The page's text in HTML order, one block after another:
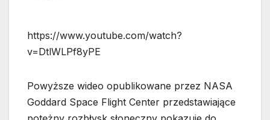
https://www.youtube.com/watch?
v=DtlWLPf8yPE
Powyższe wideo opublikowane przez NASA
Goddard Space Flight Center przedstawiające